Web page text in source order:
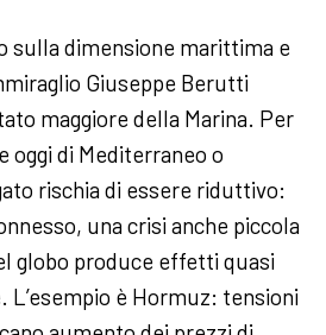
sulla dimensione marittima e
Giuseppe Berutti
maggiore della Marina. Per
oggi di Mediterraneo o
rischia di essere riduttivo:
una crisi anche piccola
globo produce effetti quasi
è Hormuz: tensioni